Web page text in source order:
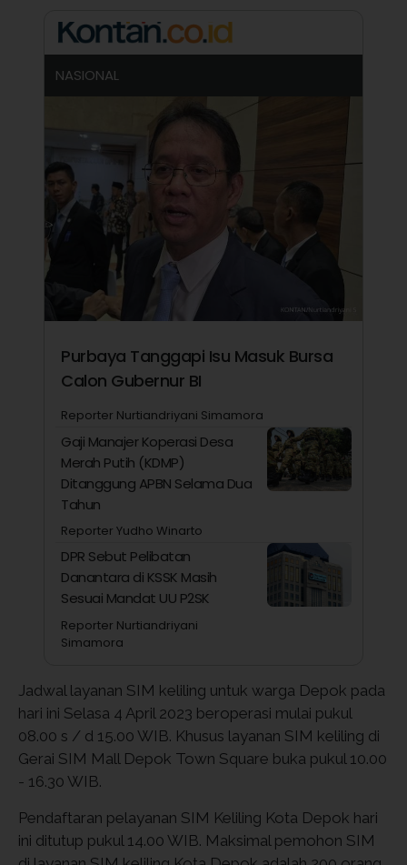
NASIONAL
Purbaya Tanggapi Isu Masuk Bursa
Calon Gubernur BI
Reporter Nurtiandriyani Simamora
Gaji Manajer Koperasi Desa
Merah Putih (KDMP)
Ditanggung APBN Selama Dua
Tahun
Reporter Yudho Winarto
DPR Sebut Pelibatan
Danantara di KSSK Masih
Sesuai Mandat UU P2SK
Reporter Nurtiandriyani
Simamora
Jadwal layanan SIM keliling untuk warga Depok pada
hari ini Selasa 4 April 2023 beroperasi mulai pukul
08.00 s / d 15.00 WIB. Khusus layanan SIM keliling di
Gerai SIM Mall Depok Town Square buka pukul 10.00
- 16.30 WIB.
Pendaftaran pelayanan SIM Keliling Kota Depok hari
ini ditutup pukul 14.00 WIB. Maksimal pemohon SIM